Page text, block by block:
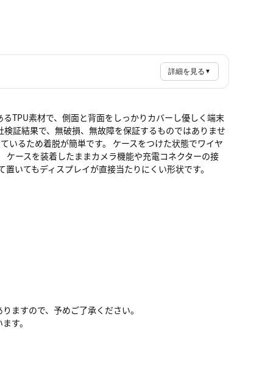
詳細を見る ▼
TPU素材で、側面と背面をしっかりカバーし優しく端末
証結果で、無破損、無故障を保証するものではありませ
いるため着脱が簡単です。 ケースをつけた状態でワイヤ
ースを装着したままカメラ機能や充電コネクターの接
いてもディスプレイが直接当たりにくい形状です。
ますので、予めご了承ください。
す。